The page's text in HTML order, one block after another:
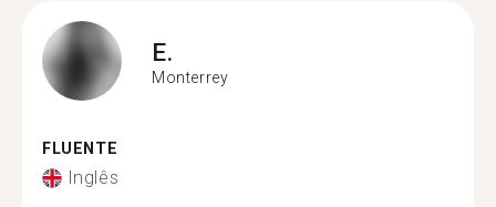
E.
Monterrey
FLUENTE
Inglês